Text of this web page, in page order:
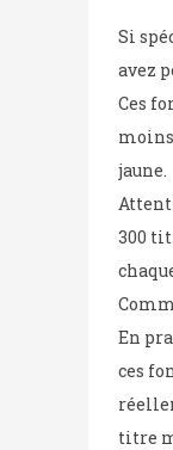
Si
avez
Ces
jaune.
300
En
ces
titre